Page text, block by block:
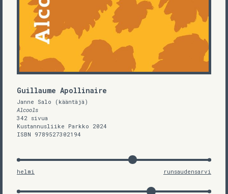
Guillaume Apollinaire
Janne Salo (kääntäjä)
Alcools
342 sivua
Kustannusliike Parkko 2024
ISBN 9789527302194
helmi runsaudensarvi